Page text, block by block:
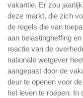
vakantie. Er zou
deze markt, die zich
de regels die van
aan belastingheffing
reactie van de
nationale wetgever
aangepast door de
deur te openen voor
het leven te roepen. In